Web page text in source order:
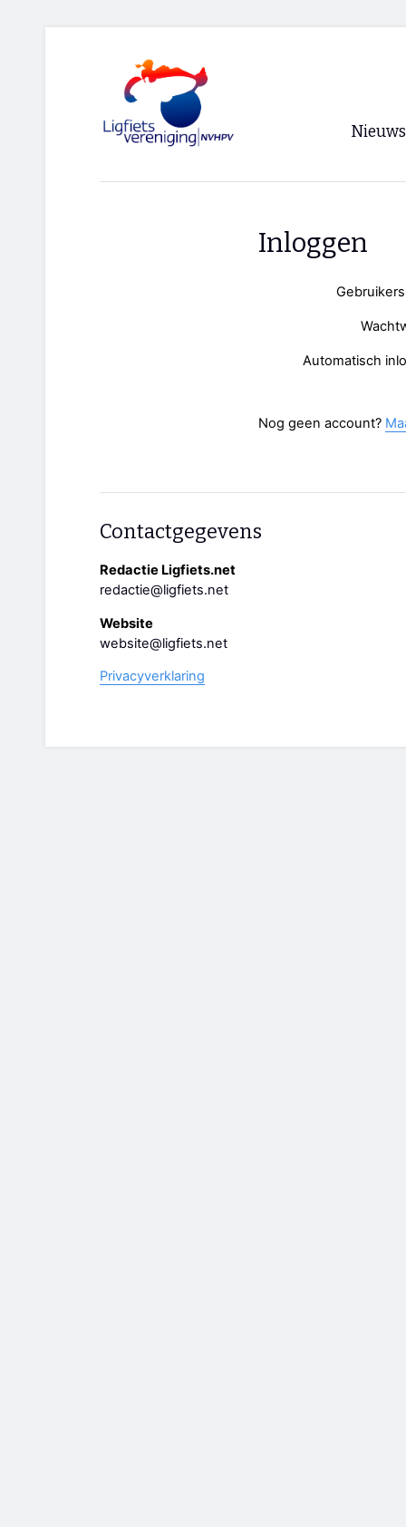
Nieuws
Inloggen
Automatisch
Nog geen account?
Contactgegevens
Redactie Ligfiets.net
redactie@ligfiets.net
Website
website@ligfiets.net
Privacyverklaring